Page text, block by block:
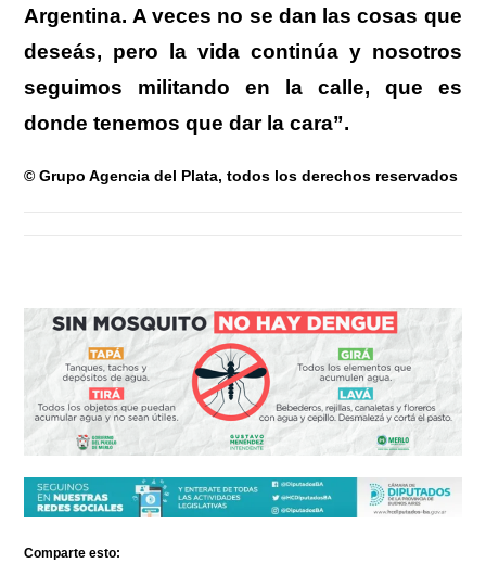
Argentina. A veces no se dan las cosas que
deseás, pero la vida continúa y nosotros
seguimos militando en la calle, que es
donde tenemos que dar la cara”.
© Grupo Agencia del Plata, todos los derechos reservados
Comparte esto: